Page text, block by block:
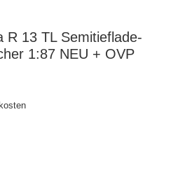
R 13 TL Semitieflade-
1:87 NEU + OVP